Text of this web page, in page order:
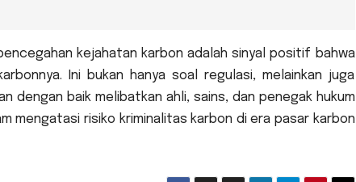
kejahatan karbon adalah sinyal positif bahwa
Ini bukan hanya soal regulasi, melainkan juga
dengan baik melibatkan ahli, sains, dan penegak hukum
mengatasi risiko kriminalitas karbon di era pasar karbon